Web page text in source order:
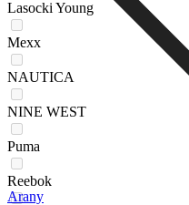
Lasocki Young
Mexx
NAUTICA
NINE WEST
Puma
Reebok
Arany